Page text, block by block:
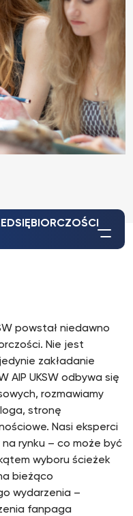
powstał niedawno
Nie jest
zakładanie
AIP UKSW odbywa się
rozmawiamy
stronę
Nasi eksperci
rynku – co może być
wyboru ścieżek
bieżąco
wydarzenia –
fanpaga